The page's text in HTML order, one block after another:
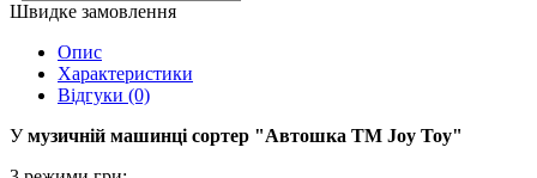
Швидке замовлення
Опис
Характеристики
Відгуки (0)
Умузичній машинці сортер "Автошка ТМ Joy Toy"